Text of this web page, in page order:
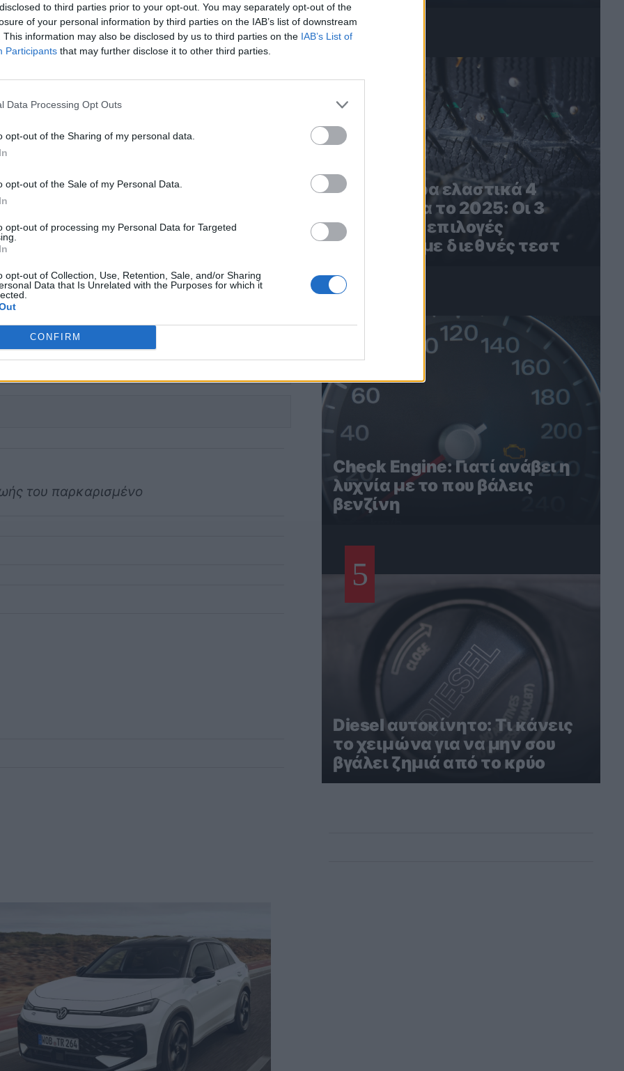
to third parties prior to your opt-out. You may separately opt-out of the
of your personal information by third parties on the IAB’s list of downstream
This information may also be disclosed by us to third parties on the IAB’s List of
Participants that may further disclose it to other third parties.
Data Processing Opt Outs
opt-out of the Sharing of my personal data.
opt-out of the Sale of my Personal Data.
opt-out of processing my Personal Data for Targeted
opt-out of Collection, Use, Retention, Sale, and/or Sharing
Data that Is Unrelated with the Purposes for which it
CONFIRM
SRS που συνδέονται με
αναφέρεται ως Pony car;
του παρκαρισμένο
Τα καλύτερα ελαστικά 4
εποχών για το 2025: Οι 3
καλύτερες επιλογές
σύμφωνα με διεθνές τεστ
4
Check Engine: Γιατί ανάβει η
λυχνία με το που βάλεις
βενζίνη
5
Diesel αυτοκίνητο: Τι κάνεις
το χειμώνα για να μην σου
βγάλει ζημιά από το κρύο